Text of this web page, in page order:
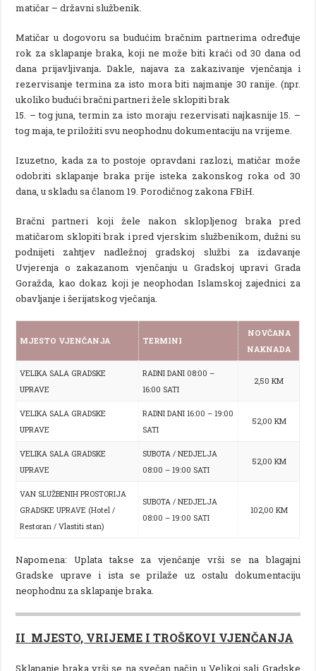
matičar – državni službenik.
Matičar u dogovoru sa budućim bračnim partnerima određuje
rok za sklapanje braka, koji ne može biti kraći od 30 dana od
dana prijavljivanja.Dakle, najava za zakazivanje vjenčanja i
rezervisanje termina za isto mora biti najmanje 30 ranije. (npr.
ukoliko budući bračni partneri žele sklopiti brak
15. – tog juna, termin za isto moraju rezervisati najkasnije 15. –
tog maja, te priložiti svu neophodnu dokumentaciju na vrijeme.
Izuzetno, kada za to postoje opravdani razlozi, matičar može
odobriti sklapanje braka prije isteka zakonskog roka od 30
dana, u skladu sa članom 19. Porodičnog zakona FBiH.
Bračni partneri koji žele nakon sklopljenog braka pred
matičarom sklopiti brak i pred vjerskim službenikom, dužni su
podnijeti zahtjev nadležnoj gradskoj službi za izdavanje
Uvjerenja o zakazanom vjenčanju u Gradskoj upravi Grada
Goražda, kao dokaz koji je neophodan Islamskoj zajednici za
obavljanje i šerijatskog vječanja.
MJESTO VJENČANJA TERMINI
NOVČANA
NAKNADA
VELIKA SALA GRADSKE
UPRAVE
RADNI DANI 08:00 –
16:00 SATI
2,50 KM
VELIKA SALA GRADSKE
UPRAVE
RADNI DANI 16:00 – 19:00
SATI
52,00 KM
VELIKA SALA GRADSKE
UPRAVE
SUBOTA / NEDJELJA
08:00 – 19:00 SATI
52,00 KM
VAN SLUŽBENIH PROSTORIJA
GRADSKE UPRAVE (Hotel /
Restoran / Vlastiti stan)
SUBOTA / NEDJELJA
08:00 – 19:00 SATI
102,00 KM
Napomena: Uplata takse za vjenčanje vrši se na blagajni
Gradske uprave i ista se prilaže uz ostalu dokumentaciju
neophodnu za sklapanje braka.
II MJESTO, VRIJEME I TROŠKOVI VJENČANJA
Sklapanje braka vrši se na svečan način u Velikoj sali Gradske